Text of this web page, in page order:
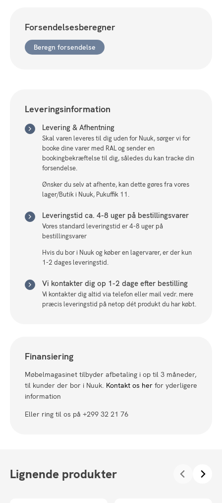
140x200cm
Forsendelsesberegner
Beregn forsendelse
Leveringsinformation
Levering & Afhentning
Skal varen leveres til dig uden for Nuuk, sørger vi for
booke dine varer med RAL og sender en
bookingbekræftelse til dig, således du kan tracke din
forsendelse.
Ønsker du selv at afhente, kan dette gøres fra vores
lager/Butik i Nuuk, Pukuffik 11.
Leveringstid ca. 4-8 uger på bestillingsvarer
Vores standard leveringstid er 4-8 uger på
bestillingsvarer
Hvis du bor i Nuuk og køber en lagervarer, er der kun
1-2 dages leveringstid.
Vi kontakter dig op 1-2 dage efter bestilling
Vi kontakter dig altid via telefon eller mail vedr. mere
præcis leveringstid på netop dét produkt du har købt.
Finansiering
Møbelmagasinet tilbyder afbetaling i op til 3 måneder,
til kunder der bor i Nuuk. Kontakt os her for yderligere
information
Eller ring til os på +299 32 21 76
Lignende produkter